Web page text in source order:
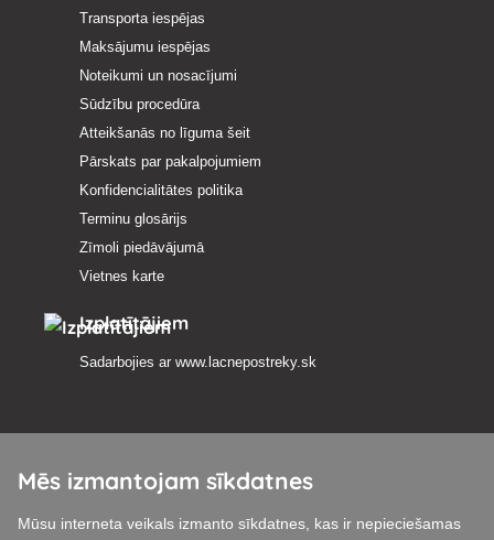
Transporta iespējas
Maksājumu iespējas
Noteikumi un nosacījumi
Sūdzību procedūra
Atteikšanās no līguma šeit
Pārskats par pakalpojumiem
Konfidencialitātes politika
Terminu glosārijs
Zīmoli piedāvājumā
Vietnes karte
Izplatītājiem
Sadarbojies ar www.lacnepostreky.sk
Mēs vienmēr sniegsim jums ekspertu konsultācijas
Sūdzības tiek izskatītas 24 stundu laikā
Mēs izmantojam sīkdatnes
Mūsu interneta veikals izmanto sīkdatnes, kas ir nepieciešamas